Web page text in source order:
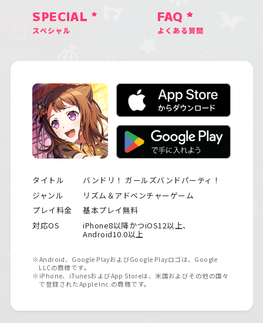
SPECIAL
スペシャル
FAQ
よくある質問
タイトル
バンドリ！ ガールズバンドパーティ！
ジャンル
リズム＆アドベンチャーゲーム
プレイ料金
基本プレイ無料
対応OS
iPhone8以降かつiOS12以上、
Android10.0以上
※Android、Google PlayおよびGoogle Playロゴは、Google
LLCの商標です。
※iPhone、iTunesおよびApp Storeは、米国およびその他の国々
で登録されたApple Inc.の商標です。